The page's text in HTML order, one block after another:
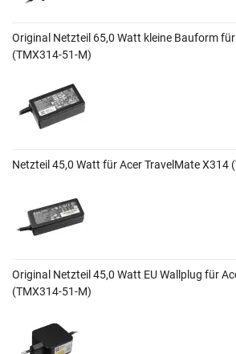
Original Netzteil 65,0 Watt kleine Bauform
(TMX314-51-M)
Netzteil 45,0 Watt für Acer TravelMate X314
Original Netzteil 45,0 Watt EU Wallplug für
(TMX314-51-M)